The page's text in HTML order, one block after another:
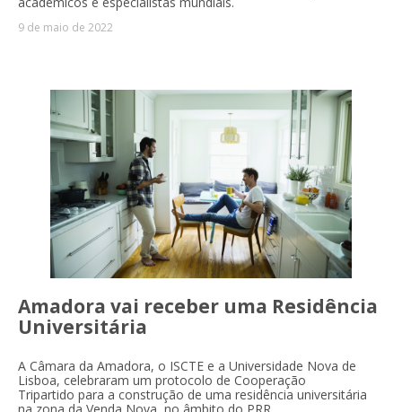
9 de maio de 2022
Amadora vai receber uma Residência
Universitária
A Câmara da Amadora, o ISCTE e a Universidade Nova de
Lisboa, celebraram um protocolo de Cooperação
Tripartido para a construção de uma residência universitária